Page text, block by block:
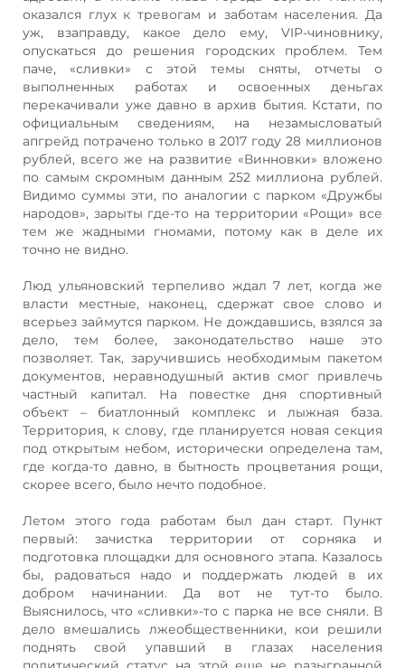
оказался глух к тревогам и заботам населения. Да
уж, взаправду, какое дело ему, VIP-чиновнику,
опускаться до решения городских проблем. Тем
паче, «сливки» с этой темы сняты, отчеты о
выполненных работах и освоенных деньгах
перекачивали уже давно в архив бытия. Кстати, по
официальным сведениям, на незамысловатый
апгрейд потрачено только в 2017 году 28 миллионов
рублей, всего же на развитие «Винновки» вложено
по самым скромным данным 252 миллиона рублей.
Видимо суммы эти, по аналогии с парком «Дружбы
народов», зарыты где-то на территории «Рощи» все
тем же жадными гномами, потому как в деле их
точно не видно.
Люд ульяновский терпеливо ждал 7 лет, когда же
власти местные, наконец, сдержат свое слово и
всерьез займутся парком. Не дождавшись, взялся за
дело, тем более, законодательство наше это
позволяет. Так, заручившись необходимым пакетом
документов, неравнодушный актив смог привлечь
частный капитал. На повестке дня спортивный
объект – биатлонный комплекс и лыжная база.
Территория, к слову, где планируется новая секция
под открытым небом, исторически определена там,
где когда-то давно, в бытность процветания рощи,
скорее всего, было нечто подобное.
Летом этого года работам был дан старт. Пункт
первый: зачистка территории от сорняка и
подготовка площадки для основного этапа. Казалось
бы, радоваться надо и поддержать людей в их
добром начинании. Да вот не тут-то было.
Выяснилось, что «сливки»-то с парка не все сняли. В
дело вмешались лжеобщественники, кои решили
поднять свой упавший в глазах населения